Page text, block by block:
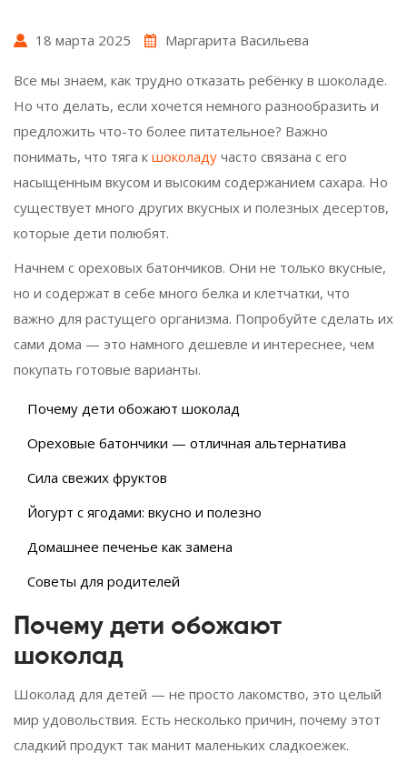
18 марта 2025 Маргарита Васильева
Все мы знаем, как трудно отказать ребёнку в шоколаде.
Но что делать, если хочется немного разнообразить и
предложить что-то более питательное? Важно
понимать, что тяга к шоколаду часто связана с его
насыщенным вкусом и высоким содержанием сахара. Но
существует много других вкусных и полезных десертов,
которые дети полюбят.
Начнем с ореховых батончиков. Они не только вкусные,
но и содержат в себе много белка и клетчатки, что
важно для растущего организма. Попробуйте сделать их
сами дома — это намного дешевле и интереснее, чем
покупать готовые варианты.
Почему дети обожают шоколад
Ореховые батончики — отличная альтернатива
Сила свежих фруктов
Йогурт с ягодами: вкусно и полезно
Домашнее печенье как замена
Советы для родителей
Почему дети обожают
шоколад
Шоколад для детей — не просто лакомство, это целый
мир удовольствия. Есть несколько причин, почему этот
сладкий продукт так манит маленьких сладкоежек.